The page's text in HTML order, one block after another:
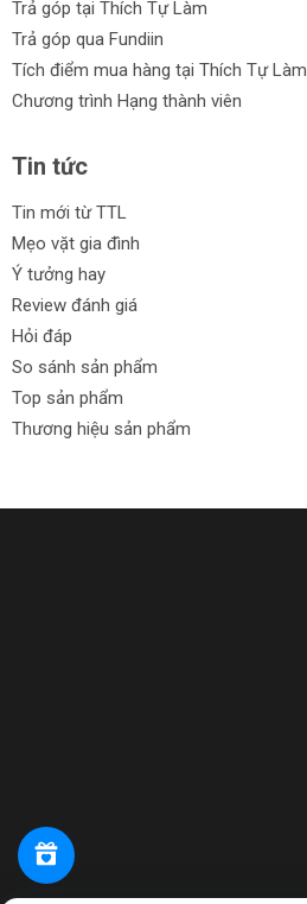
Trả góp tại Thích Tự Làm
Trả góp qua Fundiin
Tích điểm mua hàng tại Thích Tự Làm
Chương trình Hạng thành viên
Tin tức
Tin mới từ TTL
Mẹo vặt gia đình
Ý tưởng hay
Review đánh giá
Hỏi đáp
So sánh sản phẩm
Top sản phẩm
Thương hiệu sản phẩm